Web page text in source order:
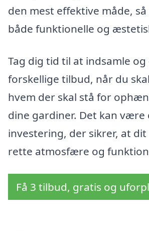
den mest effektive måde,
både funktionelle og
Tag dig tid til at indsamle
forskellige tilbud, når du
hvem der skal stå for
dine gardiner. Det kan
investering, der sikrer, at
rette atmosfære og
Få 3 tilbud, gratis og